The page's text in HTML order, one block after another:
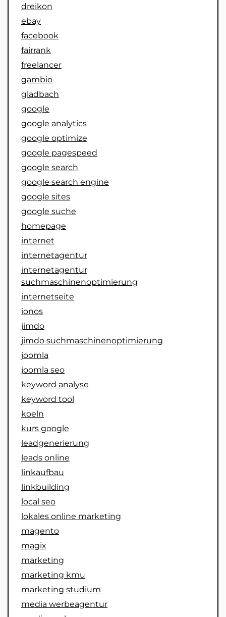
dreikon
ebay
facebook
fairrank
freelancer
gambio
gladbach
google
google analytics
google optimize
google pagespeed
google search
google search engine
google sites
google suche
homepage
internet
internetagentur
internetagentur
suchmaschinenoptimierung
internetseite
ionos
jimdo
jimdo suchmaschinenoptimierung
joomla
joomla seo
keyword analyse
keyword tool
koeln
kurs google
leadgenerierung
leads online
linkaufbau
linkbuilding
local seo
lokales online marketing
magento
magix
marketing
marketing kmu
marketing studium
media werbeagentur